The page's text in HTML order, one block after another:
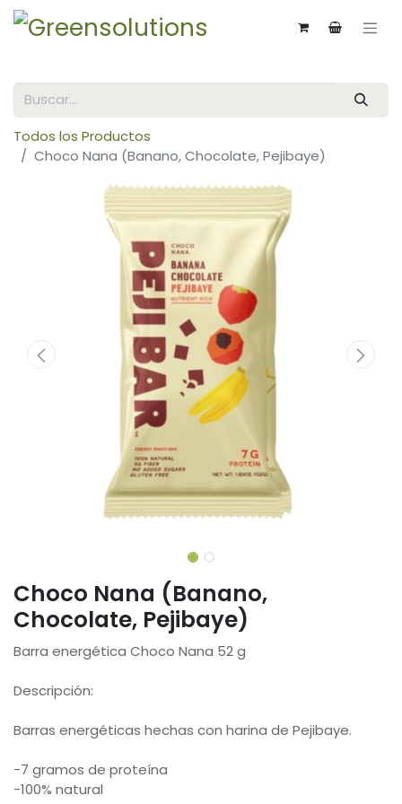
Todos los Productos
Choco Nana (Banano, Chocolate, Pejibaye)
Choco Nana (Banano,
Chocolate, Pejibaye)
Barra energética Choco Nana 52 g
Descripción:
Barras energéticas hechas con harina de Pejibaye.
-7 gramos de proteína
-100% natural